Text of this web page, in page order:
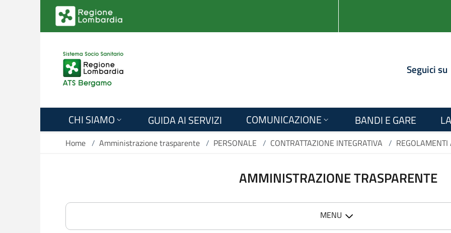
Salta al contenuto principale
Seguici su
CHI SIAMO GUIDA AI SERVIZI COMUNICAZIONE BANDI E GARE
Home / Amministrazione trasparente / PERSONALE / CONTRATTAZIONE INTEGRATIVA /
AMMINISTRAZIONE TRASPARENTE
MENU